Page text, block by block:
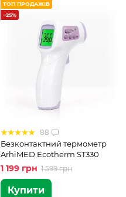
ТОП ПРОДАЖІВ
−25%
88
Безконтактний термометр
ArhiMED Ecotherm ST330
1 199 грн 1 599 грн
Купити